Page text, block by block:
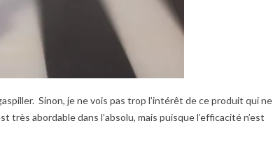
Sinon, je ne vois pas trop l’intérêt de ce produit qui ne
abordable dans l’absolu, mais puisque l’efficacité n’est